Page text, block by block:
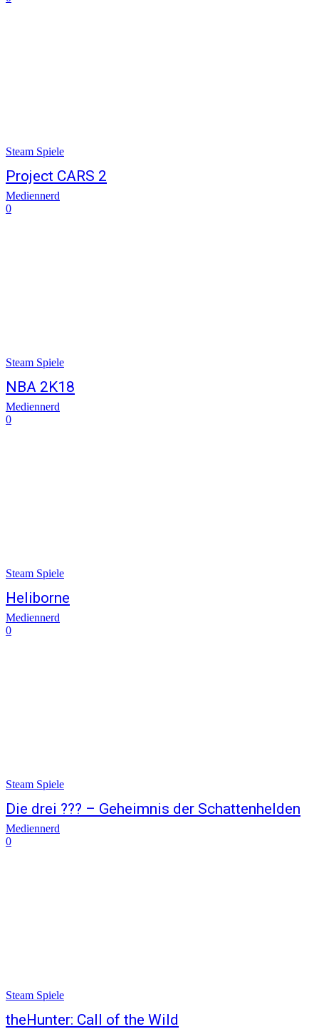
Steam Spiele
Project CARS 2
Mediennerd
0
Steam Spiele
NBA 2K18
Mediennerd
0
Steam Spiele
Heliborne
Mediennerd
0
Steam Spiele
Die drei ??? – Geheimnis der Schattenhelden
Mediennerd
0
Steam Spiele
theHunter: Call of the Wild